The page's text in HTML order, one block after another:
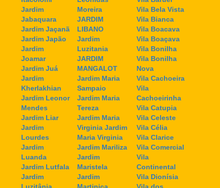
Jardim
Jabaquara
Jardim Jaçanã
Jardim Japão
Jardim
Joamar
Jardim Juá
Jardim
Kherlakhian
Jardim Leonor
Mendes
Jardim Liar
Jardim
Lourdes
Jardim
Luanda
Jardim Lutfala
Jardim
Luzitânia
Moreira
JARDIM
LIBANO
Jardim
Luzitania
JARDIM
MANGALOT
Jardim Maria
Sampaio
Jardim Maria
Tereza
Jardim Maria
Virginia Jardim
Maria Virginia
Jardim Mariliza
Jardim
Maristela
Jardim
Martinica
Vila Bela Vista
Vila Bianca
Vila Boacava
Vila Boaçava
Vila Bonilha
Vila Bonilha
Nova
Vila Cachoeira
Vila
Cachoeirinha
Vila Catupia
Vila Celeste
Vila Célia
Vila Clarice
Vila Comercial
Vila
Continental
Vila Dionísia
Vila dos